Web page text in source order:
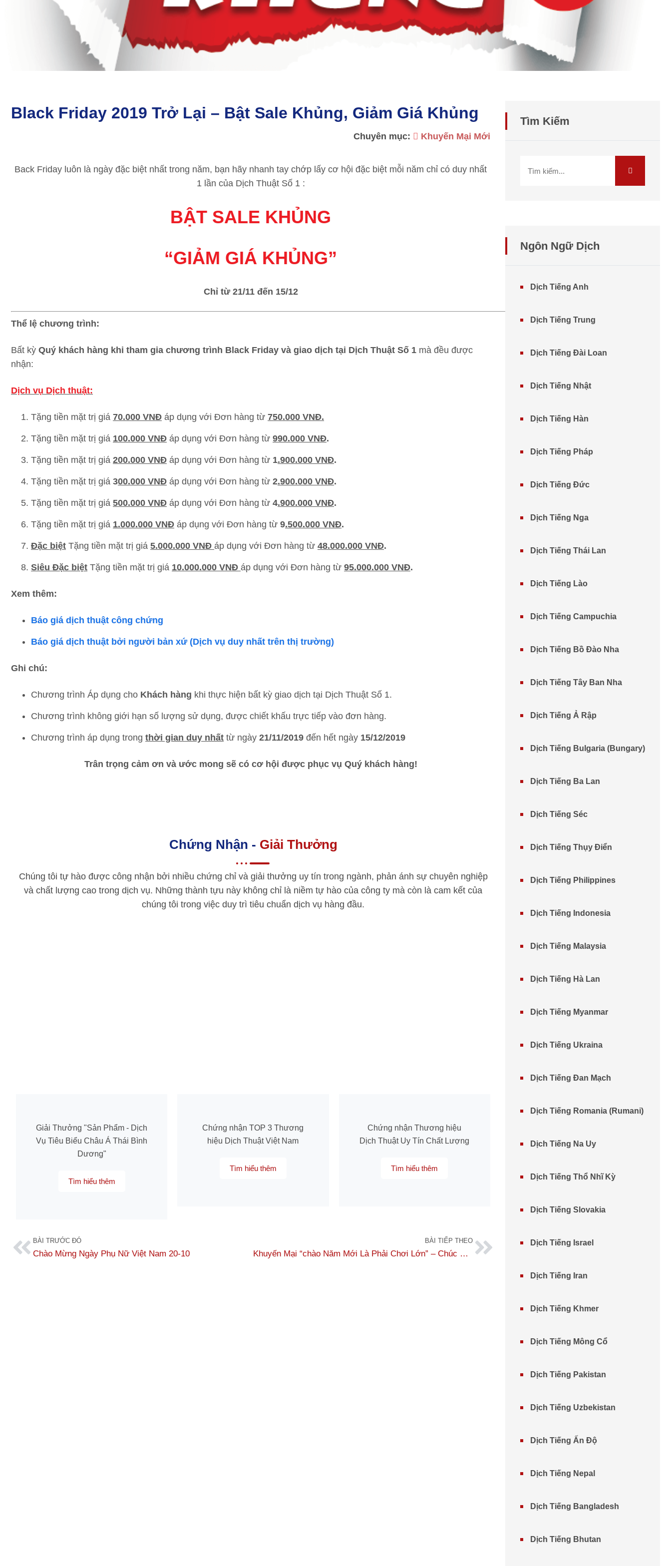
Black Friday 2019 Trở Lại – Bật Sale Khủng, Giảm Giá Khủng
Chuyên mục: Khuyến Mại Mới
Back Friday luôn là ngày đặc biệt nhất trong năm, bạn hãy nhanh tay chớp lấy cơ hội đặc biệt mỗi năm chỉ có duy nhất
1 lần của Dịch Thuật Số 1 :
BẬT SALE KHỦNG
“GIẢM GIÁ KHỦNG”
Chỉ từ 21/11 đến 15/12
Thể lệ chương trình:
Bất kỳ Quý khách hàng khi tham gia chương trình Black Friday và giao dịch tại Dịch Thuật Số 1 mà đều được
nhận:
Dịch vụ Dịch thuật:
Tặng tiền mặt trị giá 70.000 VNĐ áp dụng với Đơn hàng từ 750.000 VNĐ.
Tặng tiền mặt trị giá 100.000 VNĐ áp dụng với Đơn hàng từ 990.000 VNĐ.
Tặng tiền mặt trị giá 200.000 VNĐ áp dụng với Đơn hàng từ 1.900.000 VNĐ.
Tặng tiền mặt trị giá 300.000 VNĐ áp dụng với Đơn hàng từ 2.900.000 VNĐ.
Tặng tiền mặt trị giá 500.000 VNĐ áp dụng với Đơn hàng từ 4.900.000 VNĐ.
Tặng tiền mặt trị giá 1.000.000 VNĐ áp dụng với Đơn hàng từ 9.500.000 VNĐ.
Đặc biệt Tặng tiền mặt trị giá 5.000.000 VNĐ áp dụng với Đơn hàng từ 48.000.000 VNĐ.
Siêu Đặc biệt Tặng tiền mặt trị giá 10.000.000 VNĐ áp dụng với Đơn hàng từ 95.000.000 VNĐ.
Xem thêm:
Báo giá dịch thuật công chứng
Báo giá dịch thuật bởi người bản xứ (Dịch vụ duy nhất trên thị trường)
Ghi chú:
Chương trình Áp dụng cho Khách hàng khi thực hiện bất kỳ giao dịch tại Dịch Thuật Số 1.
Chương trình không giới hạn số lượng sử dụng, được chiết khấu trực tiếp vào đơn hàng.
Chương trình áp dụng trong thời gian duy nhất từ ngày 21/11/2019 đến hết ngày 15/12/2019
Trân trọng cảm ơn và ước mong sẽ có cơ hội được phục vụ Quý khách hàng!
Chứng Nhận - Giải Thưởng
Chúng tôi tự hào được công nhận bởi nhiều chứng chỉ và giải thưởng uy tín trong ngành, phản ánh sự chuyên nghiệp
và chất lượng cao trong dịch vụ. Những thành tựu này không chỉ là niềm tự hào của công ty mà còn là cam kết của
chúng tôi trong việc duy trì tiêu chuẩn dịch vụ hàng đầu.
Giải Thưởng "Sản Phẩm - Dịch
Vụ Tiêu Biểu Châu Á Thái Bình
Dương"
Tìm hiểu thêm
Chứng nhận TOP 3 Thương
hiệu Dịch Thuật Việt Nam
Tìm hiểu thêm
Chứng nhận Thương hiệu
Dịch Thuật Uy Tín Chất Lượng
Tìm hiểu thêm
BÀI TRƯỚC ĐÓ
Chào Mừng Ngày Phụ Nữ Việt Nam 20-10
BÀI TIẾP THEO
Khuyến Mại “chào Năm Mới Là Phải Chơi Lớn” – Chúc Mừng Năm Mới 2020
Tìm Kiếm
Ngôn Ngữ Dịch
Dịch Tiếng Anh
Dịch Tiếng Trung
Dịch Tiếng Đài Loan
Dịch Tiếng Nhật
Dịch Tiếng Hàn
Dịch Tiếng Pháp
Dịch Tiếng Đức
Dịch Tiếng Nga
Dịch Tiếng Thái Lan
Dịch Tiếng Lào
Dịch Tiếng Campuchia
Dịch Tiếng Bồ Đào Nha
Dịch Tiếng Tây Ban Nha
Dịch Tiếng Ả Rập
Dịch Tiếng Bulgaria (Bungary)
Dịch Tiếng Ba Lan
Dịch Tiếng Séc
Dịch Tiếng Thụy Điển
Dịch Tiếng Philippines
Dịch Tiếng Indonesia
Dịch Tiếng Malaysia
Dịch Tiếng Hà Lan
Dịch Tiếng Myanmar
Dịch Tiếng Ukraina
Dịch Tiếng Đan Mạch
Dịch Tiếng Romania (Rumani)
Dịch Tiếng Na Uy
Dịch Tiếng Thổ Nhĩ Kỳ
Dịch Tiếng Slovakia
Dịch Tiếng Israel
Dịch Tiếng Iran
Dịch Tiếng Khmer
Dịch Tiếng Mông Cổ
Dịch Tiếng Pakistan
Dịch Tiếng Uzbekistan
Dịch Tiếng Ấn Độ
Dịch Tiếng Nepal
Dịch Tiếng Bangladesh
Dịch Tiếng Bhutan